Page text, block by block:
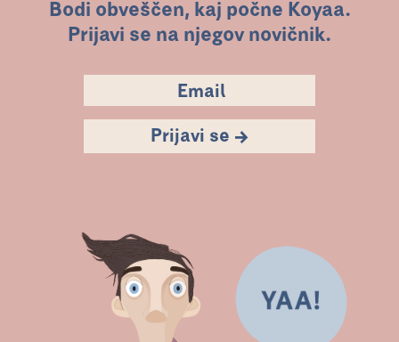
Bodi obveščen, kaj počne Koyaa.
Prijavi se na njegov novičnik.
Prijavi se →